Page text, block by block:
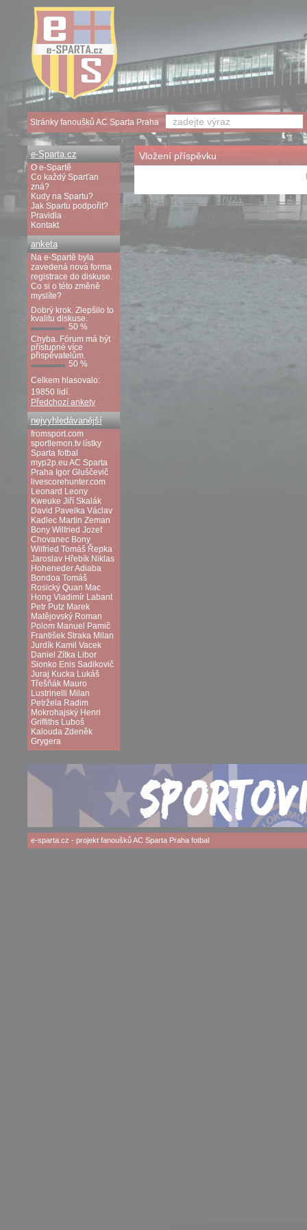
Vložení příspěvku
e-Sparta.cz
O e-Spartě
Co každý Sparťan
zná?
Kudy na Spartu?
Jak Spartu podpořit?
Pravidla
Kontakt
anketa
Na e-Spartě byla
zavedená nová forma
registrace do diskuse.
Co si o této změně
myslíte?
Dobrý krok. Zlepšilo to
kvalitu diskuse.
50 %
Chyba. Fórum má být
přístupné více
přispěvatelům.
50 %
Celkem hlasovalo:
19850 lidí.
Předchozí ankety
nejvyhledávanější
fromsport.com
sportlemon.tv lístky
Sparta fotbal
myp2p.eu AC Sparta
Praha Igor Gluščevič
livescorehunter.com
Leonard Leony
Kweuke Jiří Skalák
David Pavelka Václav
Kadlec Martin Zeman
Bony Wilfried Jozef
Chovanec Bony
Wilfried Tomáš Řepka
Jaroslav Hřebík Niklas
HohenederAdiaba
Bondoa Tomáš
Rosický Quan Mac
Hong Vladimír Labant
Petr Putz Marek
Matějovský Roman
Polom Manuel Pamič
František Straka Milan
Jurdík Kamil Vacek
Daniel Zítka Libor
Sionko Enis Sadikovič
Juraj Kucka Lukáš
Třešňák Mauro
Lustrinelli Milan
Petržela Radim
Mokrohajský Henri
Griffiths Luboš
Kalouda Zdeněk
Grygera
e-sparta.cz - projekt fanouškůAC Sparta Prahafotbal
Stránky fanoušků AC Sparta Praha